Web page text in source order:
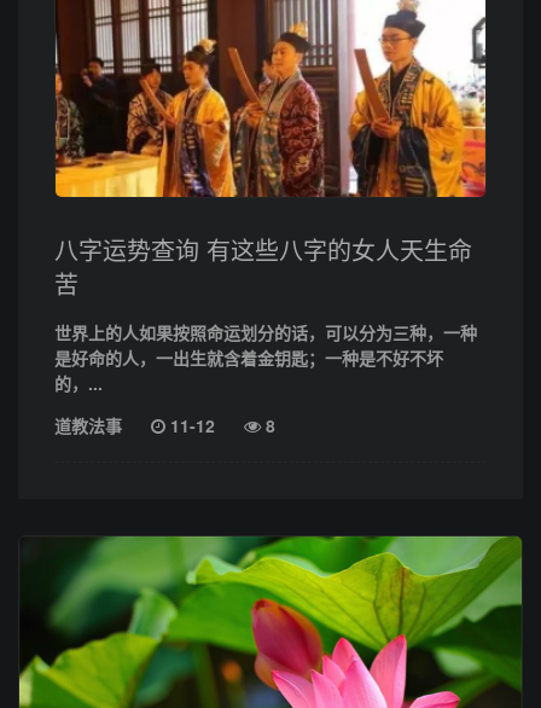
八字运势查询 有这些八字的女人天生命
苦
世界上的人如果按照命运划分的话，可以分为三种，一种
是好命的人，一出生就含着金钥匙；一种是不好不坏
的，...
道教法事
11-12 8